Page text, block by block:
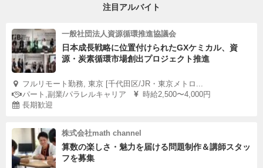
注目アルバイト
一般社団法人資源循環推進協議会
日本成長戦略に位置付けられたGXケミカル、資
源・炭素循環市場創出プロジェクト推進
フルリモート勤務, 東京 [千代田区/JR・東京メトロ...
パート,副業/パラレルキャリア
時給2,500〜4,000円
長期歓迎
株式会社math channel
算数の楽しさ・魅力を届ける問題制作＆講師スタッ
フを募集